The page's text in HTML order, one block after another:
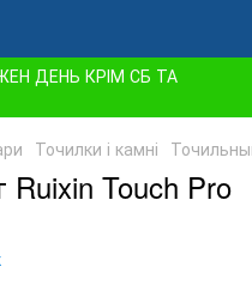
ДЕНЬ КРІМ СБ ТА
Точилки і камні
Touch Pro